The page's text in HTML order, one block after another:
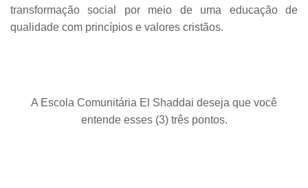
transformação social por meio de uma educação de
qualidade com princípios e valores cristãos.
A Escola Comunitária El Shaddai deseja que você
entende esses (3) três pontos.